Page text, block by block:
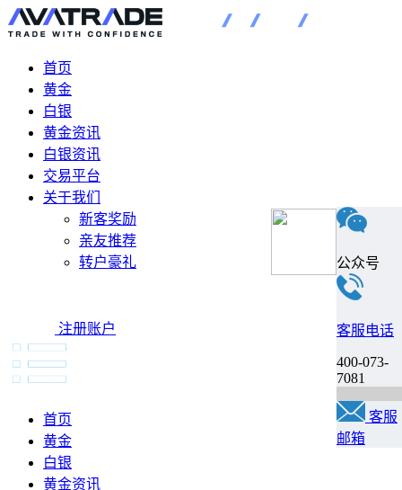
首页
黄金
白银
黄金资讯
白银资讯
交易平台
关于我们
新客奖励
亲友推荐
转户豪礼
注册账户
首页
黄金
白银
黄金资讯
公众号
客服电话
400-073-
7081
客服
邮箱